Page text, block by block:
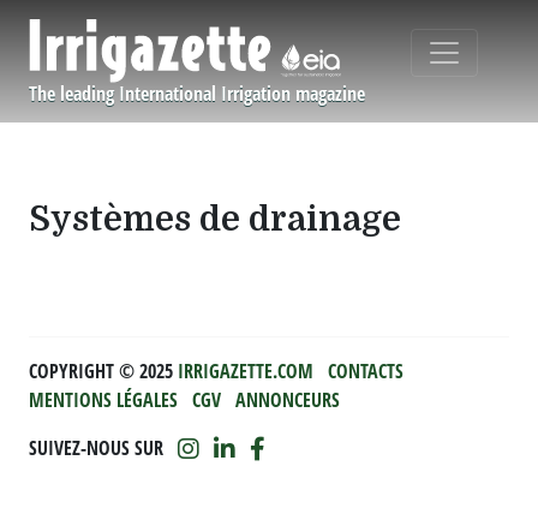
The leading International Irrigation magazine
Navigation principale
Systèmes de drainage
COPYRIGHT ©️ 2025 IRRIGAZETTE.COM CONTACTS
MENTIONS LÉGALES CGV ANNONCEURS
SUIVEZ-NOUS SUR